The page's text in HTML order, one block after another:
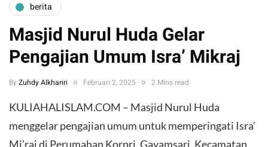
berita
Masjid Nurul Huda Gelar
Pengajian Umum Isra’ Mikraj
By Zuhdy Alkhariri Februari 2, 2025 2 Mins read
KULIAHALISLAM.COM – Masjid Nurul Huda
menggelar pengajian umum untuk memperingati Isra’
Mi’raj di Perumahan Korpri, Gayamsari, Kecamatan